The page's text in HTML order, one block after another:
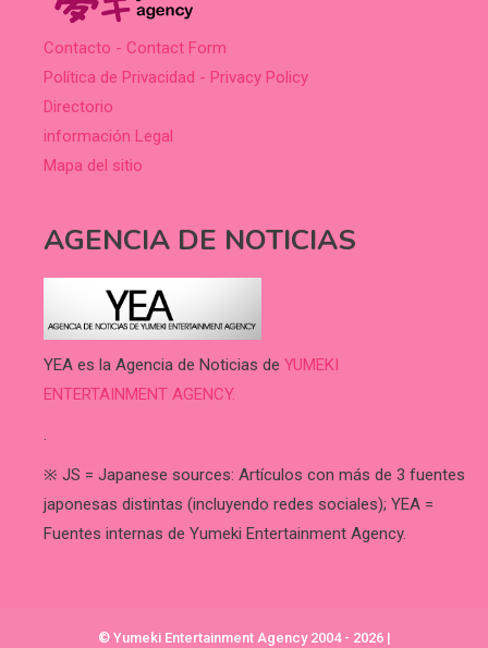
Contacto - Contact Form
Política de Privacidad - Privacy Policy
Directorio
información Legal
Mapa del sitio
AGENCIA DE NOTICIAS
YEA es la Agencia de Noticias de YUMEKI
ENTERTAINMENT AGENCY.
.
※ JS = Japanese sources: Artículos con más de 3 fuentes
japonesas distintas (incluyendo redes sociales); YEA =
Fuentes internas de Yumeki Entertainment Agency.
© Yumeki Entertainment Agency 2004 - 2026 |